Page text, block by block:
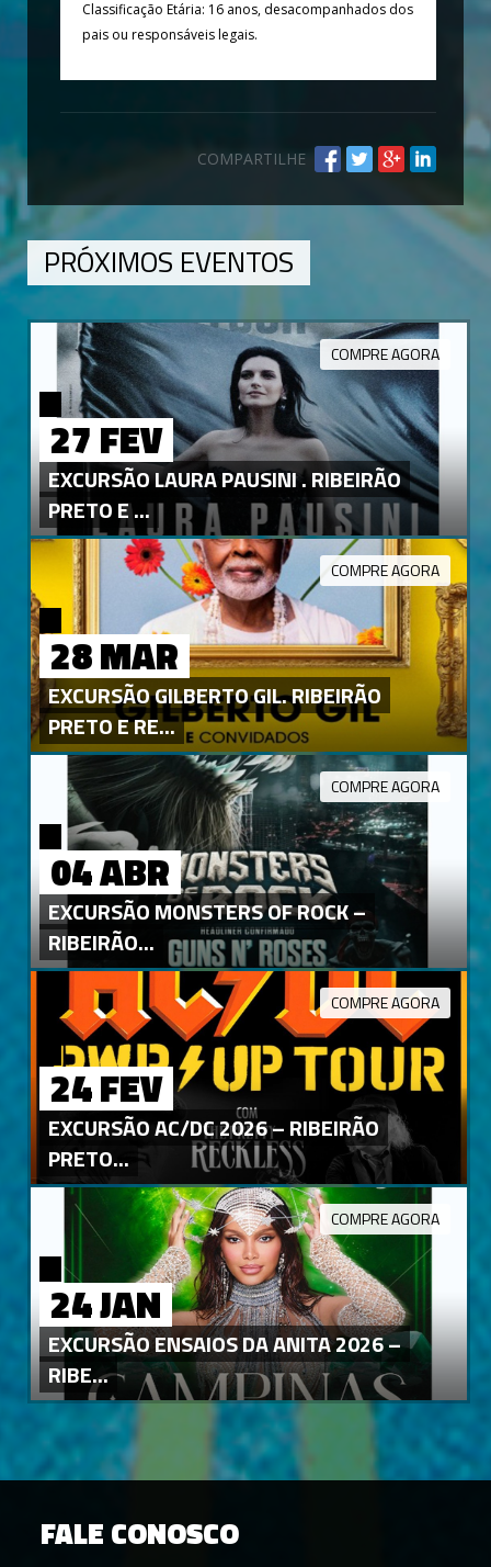
Classificação Etária: 16 anos, desacompanhados dos
pais ou responsáveis legais.
COMPARTILHE
PRÓXIMOS EVENTOS
27 FEV
EXCURSÃO LAURA PAUSINI . RIBEIRÃO
PRETO E ...
COMPRE AGORA
28 MAR
EXCURSÃO GILBERTO GIL. RIBEIRÃO
PRETO E RE...
COMPRE AGORA
04 ABR
EXCURSÃO MONSTERS OF ROCK –
RIBEIRÃO...
COMPRE AGORA
24 FEV
EXCURSÃO AC/DC 2026 – RIBEIRÃO
PRETO...
COMPRE AGORA
24 JAN
EXCURSÃO ENSAIOS DA ANITA 2026 –
RIBE...
COMPRE AGORA
FALE CONOSCO